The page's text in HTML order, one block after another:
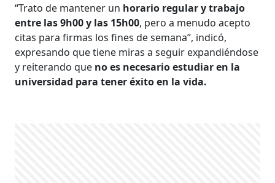
“Trato de mantener un horario regular y trabajo
entre las 9h00 y las 15h00, pero a menudo acepto
citas para firmas los fines de semana”, indicó,
expresando que tiene miras a seguir expandiéndose
y reiterando que no es necesario estudiar en la
universidad para tener éxito en la vida.